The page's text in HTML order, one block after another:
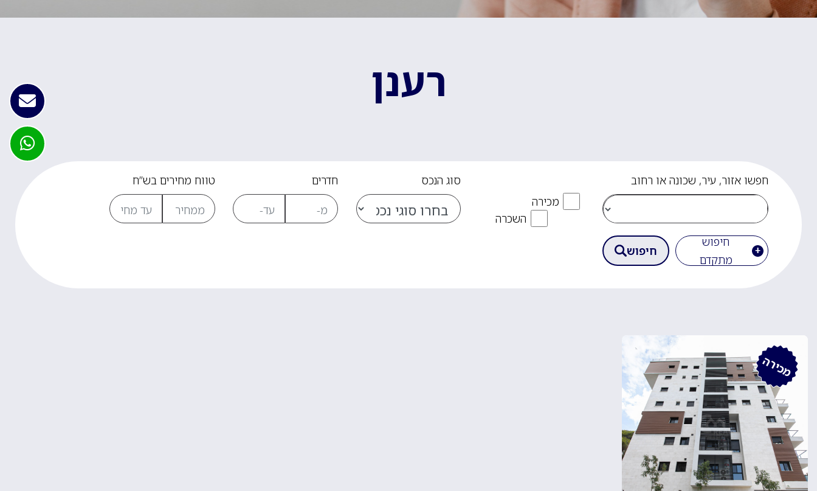
רענן
חפשו אזור, עיר, שכונה או רחוב
מכירה
השכרה
סוג הנכס חדרים טווח מחירים בש”ח
חיפוש
מתקדם
חיפוש
מכירה